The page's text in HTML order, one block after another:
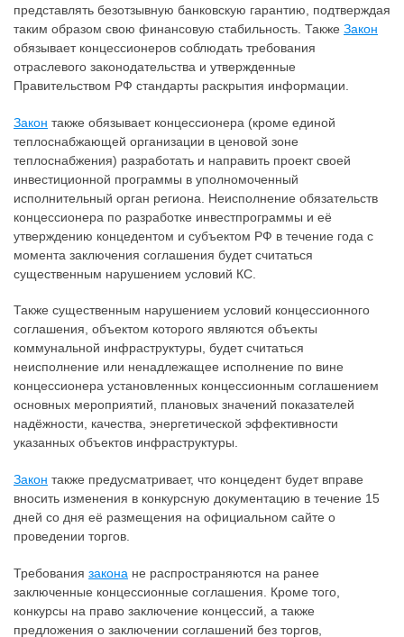
представлять безотзывную банковскую гарантию, подтверждая
таким образом свою финансовую стабильность. Также Закон
обязывает концессионеров соблюдать требования
отраслевого законодательства и утвержденные
Правительством РФ стандарты раскрытия информации.
Закон также обязывает концессионера (кроме единой
теплоснабжающей организации в ценовой зоне
теплоснабжения) разработать и направить проект своей
инвестиционной программы в уполномоченный
исполнительный орган региона. Неисполнение обязательств
концессионера по разработке инвестпрограммы и её
утверждению концедентом и субъектом РФ в течение года с
момента заключения соглашения будет считаться
существенным нарушением условий КС.
Также существенным нарушением условий концессионного
соглашения, объектом которого являются объекты
коммунальной инфраструктуры, будет считаться
неисполнение или ненадлежащее исполнение по вине
концессионера установленных концессионным соглашением
основных мероприятий, плановых значений показателей
надёжности, качества, энергетической эффективности
указанных объектов инфраструктуры.
Закон также предусматривает, что концедент будет вправе
вносить изменения в конкурсную документацию в течение 15
дней со дня её размещения на официальном сайте о
проведении торгов.
Требования закона не распространяются на ранее
заключенные концессионные соглашения. Кроме того,
конкурсы на право заключение концессий, а также
предложения о заключении соглашений без торгов,